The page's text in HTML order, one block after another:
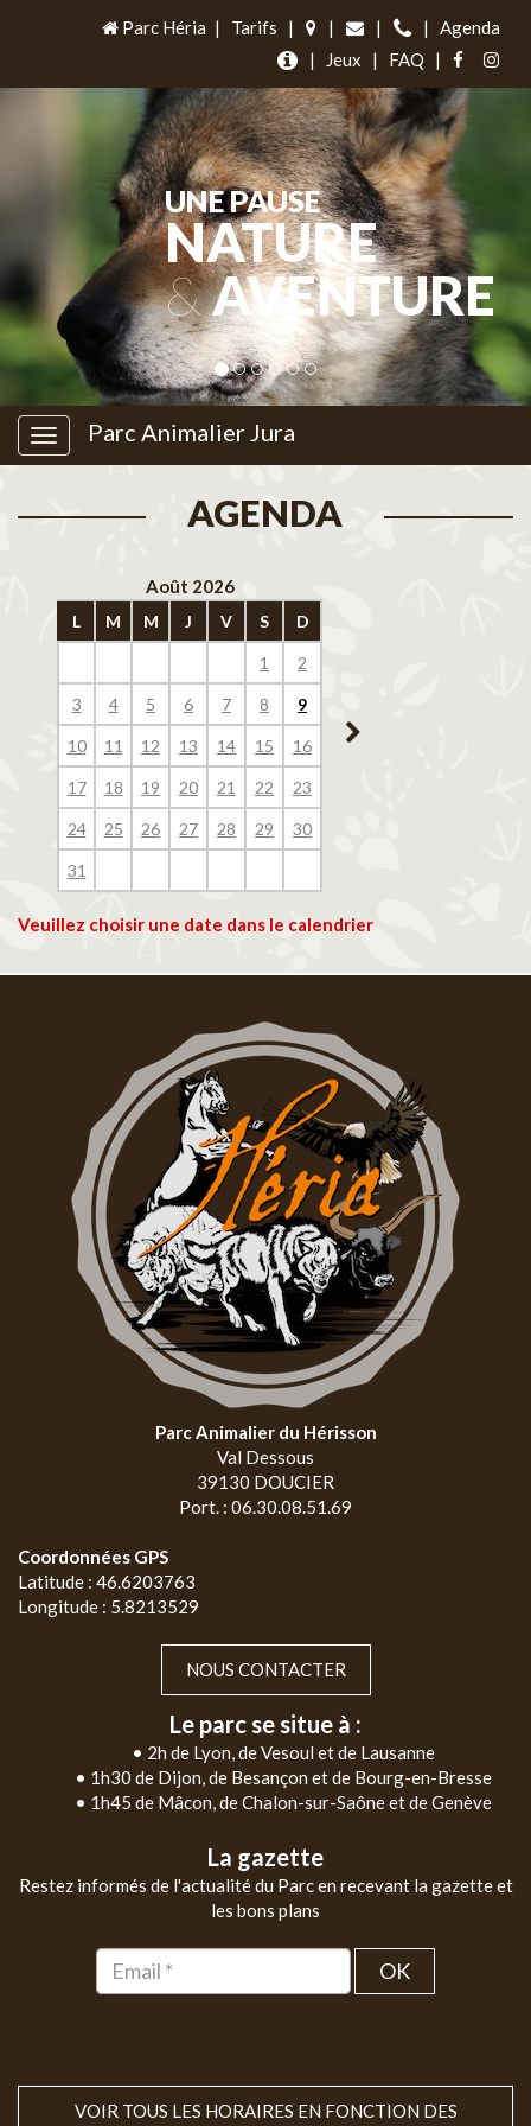
Parc Héria | Tarifs | | | |
Agenda
|
Jeux | FAQ |
UNE PAUSE
NATURE
&AVENTURE
Parc Animalier Jura
AGENDA
Août 2026
L M M J V S D
1 2
3 4 5 6 7 8 9
10 11 12 13 14 15 16
17 18 19 20 21 22 23
24 25 26 27 28 29 30
31
14
Veuillez choisir une date dans le calendrier
Parc Animalier du Hérisson
Val Dessous
39130 DOUCIER
Port. : 06.30.08.51.69
Coordonnées GPS
Latitude : 46.6203763
Longitude : 5.8213529
NOUS CONTACTER
Le parc se situe à :
• 2h de Lyon, de Vesoul et de Lausanne
• 1h30 de Dijon, de Besançon et de Bourg-en-Bresse
• 1h45 de Mâcon, de Chalon-sur-Saône et de Genève
La gazette
Restez informés de l'actualité du Parc en recevant la gazette et
les bons plans
OK
VOIR TOUS LES HORAIRES EN FONCTION DES